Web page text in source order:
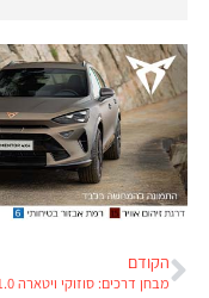
הקודם
מבחן דרכים: סוזוקי ויטארה 1.0 טורבו